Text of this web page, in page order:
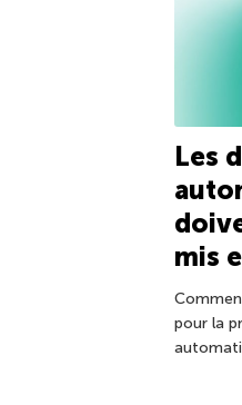
Les
mis
pour la